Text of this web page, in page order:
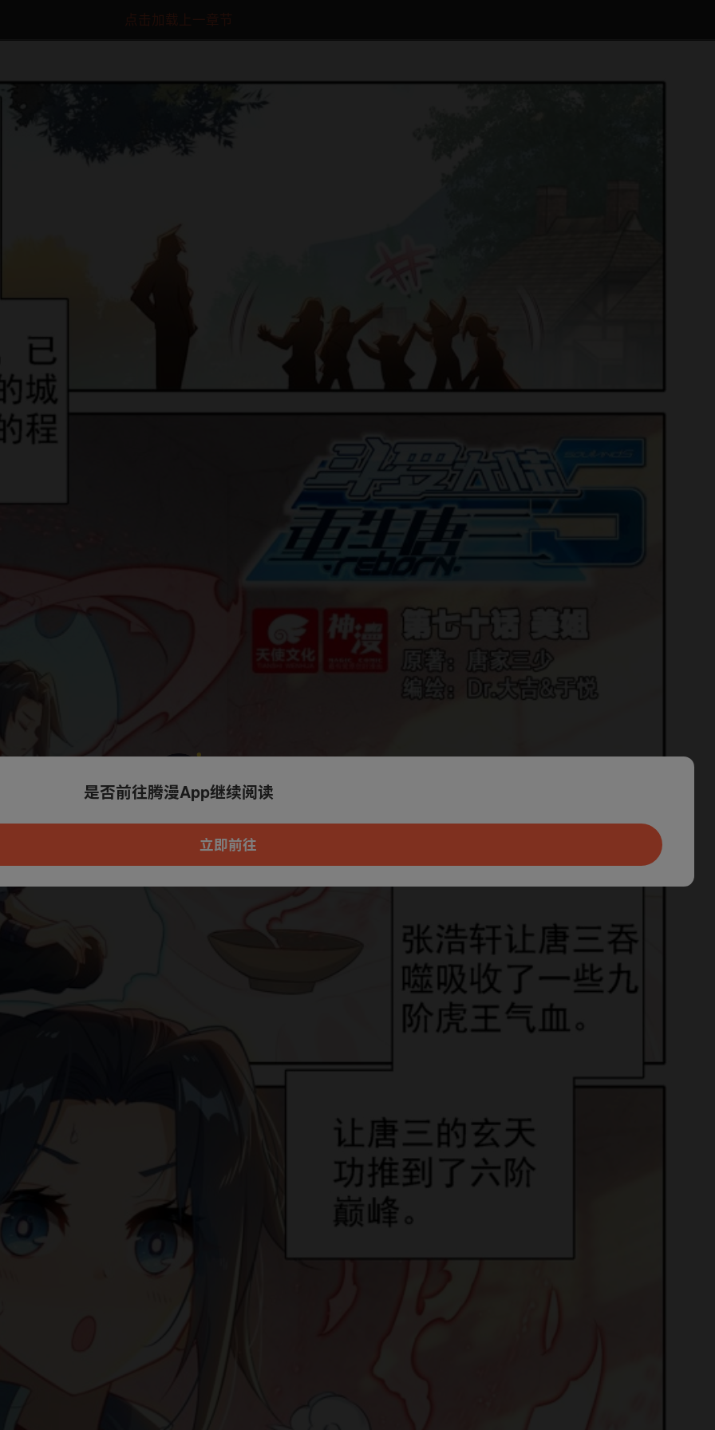
点击加载上一章节
本章节仅支持App阅读，可打开App新用
户7天免费看
是否前往腾漫App继续阅读
立即前往